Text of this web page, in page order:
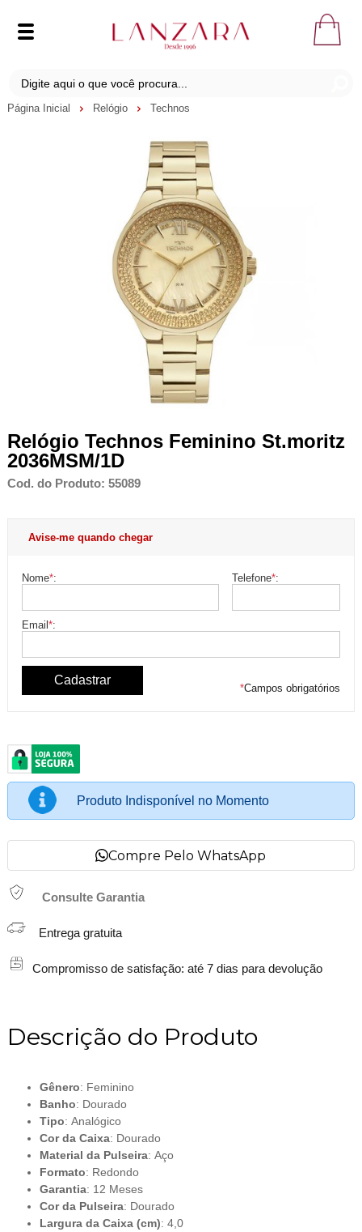
Página Inicial Relógio Technos
Relógio Technos Feminino St.moritz
2036MSM/1D
Cod. do Produto: 55089
Avise-me quando chegar
Nome*: Telefone*:
Email*:
*Campos obrigatórios
Produto Indisponível no Momento
Compre Pelo WhatsApp
Consulte Garantia
Entrega gratuita
Compromisso de satisfação: até 7 dias para devolução
Descrição do Produto
Gênero: Feminino
Banho: Dourado
Tipo: Analógico
Cor da Caixa: Dourado
Material da Pulseira: Aço
Formato: Redondo
Garantia: 12 Meses
Cor da Pulseira: Dourado
Largura da Caixa (cm): 4,0